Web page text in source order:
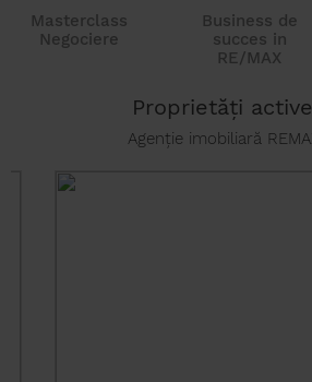
Masterclass
Negociere
Business de
succes in
RE/MAX
Proprietăți
Agenție imobiliară